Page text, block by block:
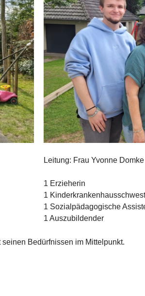
Leitung: Frau Yvonne Domke
1 Erzieherin
1
1 Sozialpädagogische
1 Auszubildender
Bedürfnissen im Mittelpunkt.